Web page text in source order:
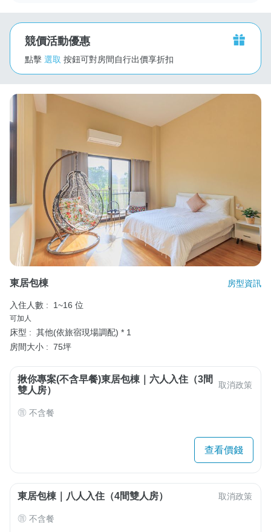
競價活動優惠
點擊 選取 按鈕可對房間自行出價享折扣
東居包棟 房型資訊
入住人數 : 1~16 位
可加人
床型 : 其他(依旅宿現場調配) * 1
房間大小 : 75坪
揪你專案(不含早餐)東居包棟｜六人入住（3間
雙人房）
取消政策
不含餐
查看價錢
東居包棟｜八人入住（4間雙人房） 取消政策
不含餐